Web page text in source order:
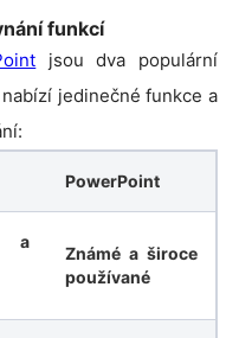
funkcí
jsou dva populární
jedinečné funkce a
PowerPoint
a
Známé a široce
používané